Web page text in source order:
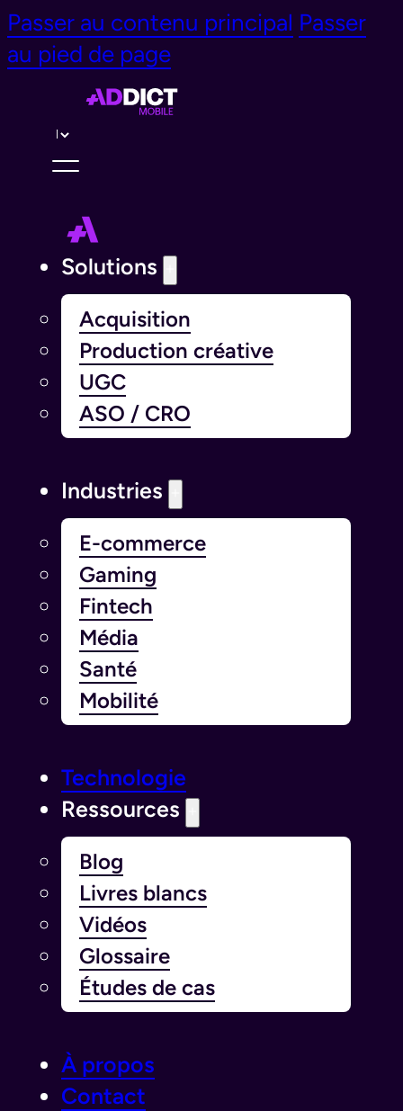
Passer au contenu principal Passer
au pied de page
Langue￰
Solutions
Acquisition
Production créative
UGC
ASO / CRO
Industries
E-commerce
Gaming
Fintech
Média
Santé
Mobilité
Technologie
Ressources
Blog
Livres blancs
Vidéos
Glossaire
Études de cas
À propos
Contact